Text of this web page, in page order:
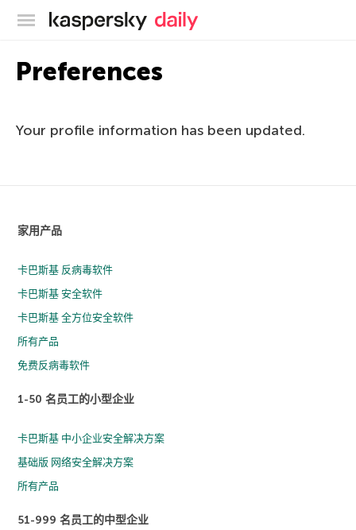
卡巴斯基官方博客
Preferences
Your profile information has been updated.
家用产品
卡巴斯基 反病毒软件
卡巴斯基 安全软件
卡巴斯基 全方位安全软件
所有产品
免费反病毒软件
1-50 名员工的小型企业
卡巴斯基 中小企业安全解决方案
基础版 网络安全解决方案
所有产品
51-999 名员工的中型企业